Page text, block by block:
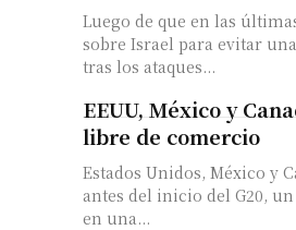
Luego de que en las
sobre Israel para evitar
tras los ataques...
EEUU, México y
libre de comercio
Estados Unidos, México y
antes del inicio del G20,
en una...